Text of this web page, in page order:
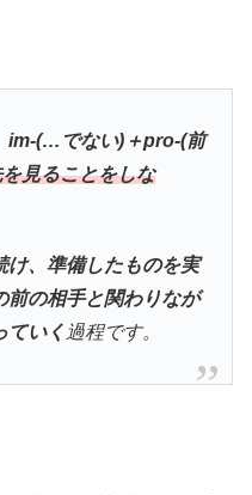
im-(…でない)＋pro-(前
見ることをしな
け、準備したものを実
前の相手と関わりなが
ていく 過程です。